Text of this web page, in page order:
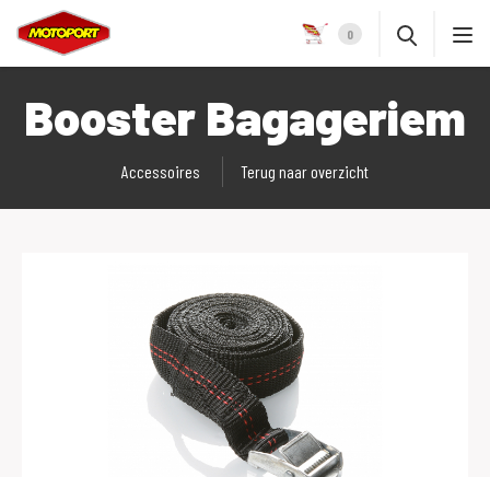
0
Booster Bagageriem
Accessoires Terug naar overzicht